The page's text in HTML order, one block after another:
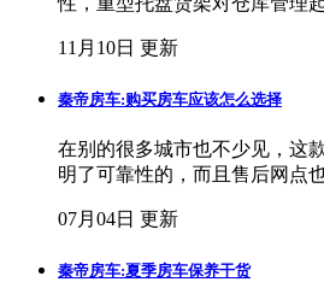
11月10日 更新
秦帝房车:购买房车应该怎么选择
在别的很多城市也不少见，这
明了可靠性的，而且售后网点
07月04日 更新
秦帝房车:夏季房车保养干货